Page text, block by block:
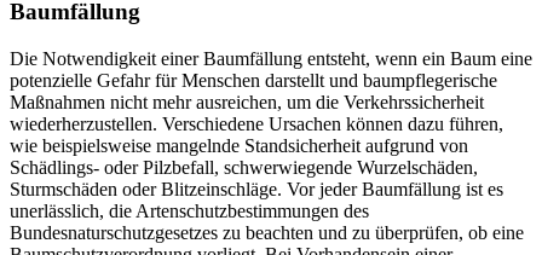
Baumfällung
Die Notwendigkeit einer Baumfällung entsteht, wenn ein Baum eine
potenzielle Gefahr für Menschen darstellt und baumpflegerische
Maßnahmen nicht mehr ausreichen, um die Verkehrssicherheit
wiederherzustellen. Verschiedene Ursachen können dazu führen,
wie beispielsweise mangelnde Standsicherheit aufgrund von
Schädlings- oder Pilzbefall, schwerwiegende Wurzelschäden,
Sturmschäden oder Blitzeinschläge. Vor jeder Baumfällung ist es
unerlässlich, die Artenschutzbestimmungen des
Bundesnaturschutzgesetzes zu beachten und zu überprüfen, ob eine